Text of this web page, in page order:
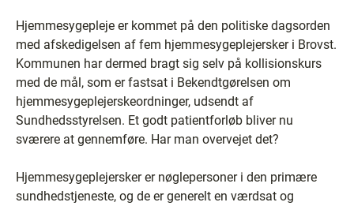
Hjemmesygepleje er kommet på den politiske dagsorden
med afskedigelsen af fem hjemmesygeplejersker i Brovst.
Kommunen har dermed bragt sig selv på kollisionskurs
med de mål, som er fastsat i Bekendtgørelsen om
hjemmesygeplejerskeordninger, udsendt af
Sundhedsstyrelsen. Et godt patientforløb bliver nu
sværere at gennemføre. Har man overvejet det?
Hjemmesygeplejersker er nøglepersoner i den primære
sundhedstjeneste, og de er generelt en værdsat og